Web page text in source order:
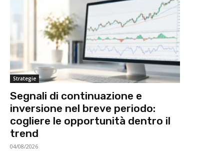
Strategie
Segnali di continuazione e
inversione nel breve periodo:
cogliere le opportunità dentro il
trend
04/08/2026